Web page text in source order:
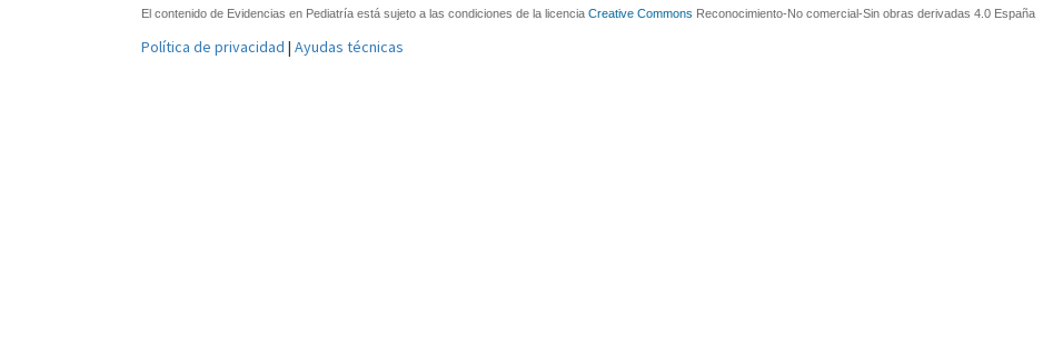
El contenido de Evidencias en Pediatría está sujeto a las condiciones de la licencia Creative Commons Reconocimiento-No comercial-Sin obras derivadas 4.0 España
Política de privacidad | Ayudas técnicas